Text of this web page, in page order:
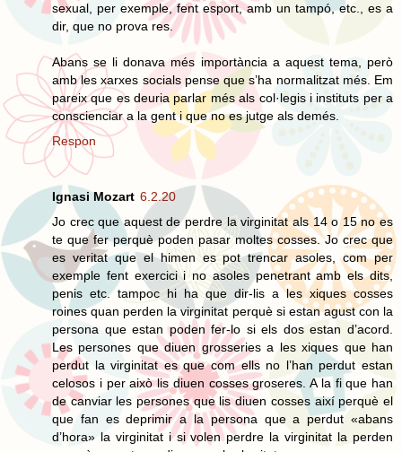
sexual, per exemple, fent esport, amb un tampó, etc., es a
dir, que no prova res.
Abans se li donava més importància a aquest tema, però
amb les xarxes socials pense que s’ha normalitzat més. Em
pareix que es deuria parlar més als col·legis i instituts per a
conscienciar a la gent i que no es jutge als demés.
Respon
Ignasi Mozart 6.2.20
Jo crec que aquest de perdre la virginitat als 14 o 15 no es
te que fer perquè poden pasar moltes cosses. Jo crec que
es veritat que el himen es pot trencar asoles, com per
exemple fent exercici i no asoles penetrant amb els dits,
penis etc. tampoc hi ha que dir-lis a les xiques cosses
roines quan perden la virginitat perquè si estan agust con la
persona que estan poden fer-lo si els dos estan d’acord.
Les persones que diuen grosseries a les xiques que han
perdut la virginitat es que com ells no l’han perdut estan
celosos i per això lis diuen cosses groseres. A la fi que han
de canviar les persones que lis diuen cosses així perquè el
que fan es deprimir a la persona que a perdut «abans
d’hora» la virginitat i si volen perdre la virginitat la perden